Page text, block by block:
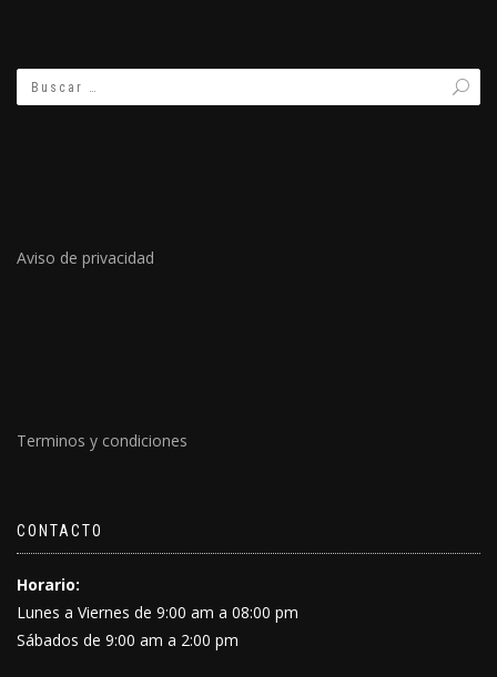
Aviso de privacidad
Terminos y condiciones
CONTACTO
Horario:
Lunes a Viernes de 9:00 am a 08:00 pm
Sábados de 9:00 am a 2:00 pm